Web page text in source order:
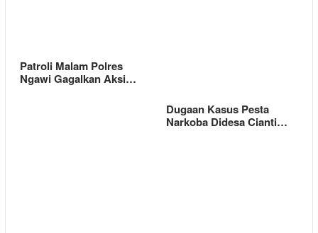
Patroli Malam Polres
Ngawi Gagalkan Aksi…
Dugaan Kasus Pesta
Narkoba Didesa Cianti…